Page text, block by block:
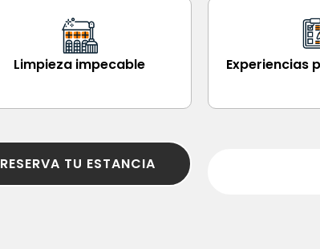
Limpieza impecable Experiencias
RESERVA TU ESTANCIA